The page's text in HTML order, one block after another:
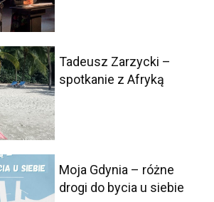
Tadeusz Zarzycki –
spotkanie z Afryką
Moja Gdynia – różne
drogi do bycia u siebie